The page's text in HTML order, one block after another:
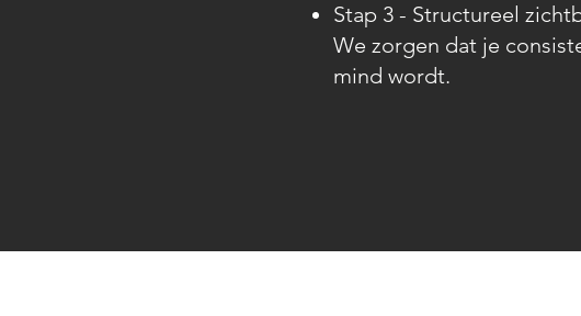
Stap 3 - Structureel
We zorgen dat je
mind wordt.